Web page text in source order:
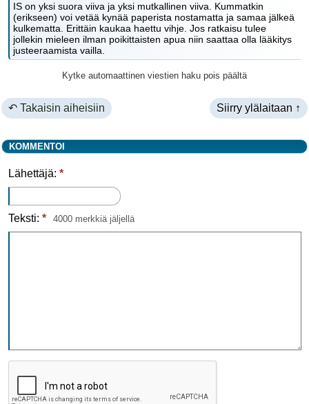
IS on yksi suora viiva ja yksi mutkallinen viiva. Kummatkin
(erikseen) voi vetää kynää paperista nostamatta ja samaa jälkeä
kulkematta. Erittäin kaukaa haettu vihje. Jos ratkaisu tulee
jollekin mieleen ilman poikittaisten apua niin saattaa olla lääkitys
justeeraamista vailla.
Kytke automaattinen viestien haku pois päältä
↶ Takaisin aiheisiin Siirry ylälaitaan ↑
KOMMENTOI
Lähettäjä: *
Teksti: * 4000 merkkiä jäljellä